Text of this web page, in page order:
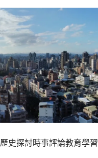
歷史探討時事評論教育學習